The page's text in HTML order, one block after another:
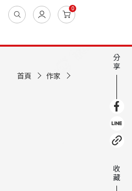
0
首頁 作家
分
享
收
藏